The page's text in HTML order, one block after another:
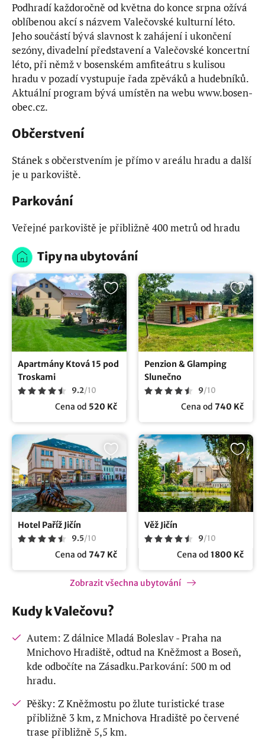
Podhradí každoročně od května do konce srpna ožívá
oblíbenou akcí s názvem Valečovské kulturní léto.
Jeho součástí bývá slavnost k zahájení i ukončení
sezóny, divadelní představení a Valečovské koncertní
léto, při němž v bosenském amfiteátru s kulisou
hradu v pozadí vystupuje řada zpěváků a hudebníků.
Aktuální program bývá umístěn na webu www.bosen-
obec.cz.
Občerstvení
Stánek s občerstvením je přímo v areálu hradu a další
je u parkoviště.
Parkování
Veřejné parkoviště je přibližně 400 metrů od hradu
Tipy na ubytování
Apartmány Ktová 15 pod
Troskami
9.2/10
Cena od 520 Kč
Penzion & Glamping
Slunečno
9/10
Cena od 740 Kč
Hotel Paříž Jičín
9.5/10
Cena od 747 Kč
Věž Jičín
9/10
Cena od 1800 Kč
Zobrazit všechna ubytování
Kudy k Valečovu?
Autem: Z dálnice Mladá Boleslav - Praha na
Mnichovo Hradiště, odtud na Kněžmost a Boseň,
kde odbočíte na Zásadku.Parkování: 500 m od
hradu.
Pěšky: Z Kněžmostu po žlute turistické trase
přibližně 3 km, z Mnichova Hradiště po červené
trase přibližně 5,5 km.